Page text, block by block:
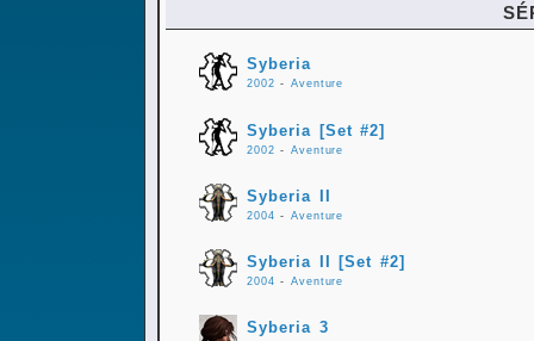
Syberia
2002 -Aventure
Syberia [Set #2]
2002 -Aventure
Syberia II
2004 -Aventure
Syberia II [Set #2]
2004 -Aventure
Syberia 3